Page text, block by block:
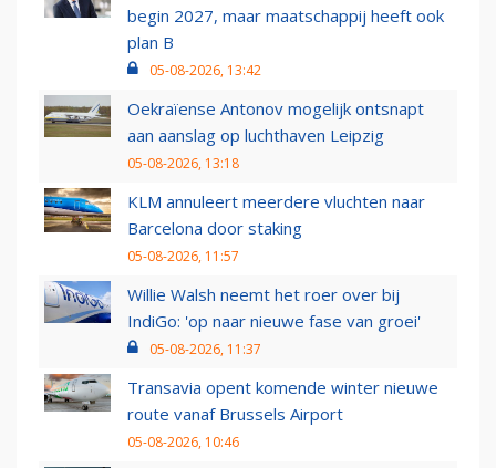
begin 2027, maar maatschappij heeft ook
plan B
05-08-2026, 13:42
Oekraïense Antonov mogelijk ontsnapt
aan aanslag op luchthaven Leipzig
05-08-2026, 13:18
KLM annuleert meerdere vluchten naar
Barcelona door staking
05-08-2026, 11:57
Willie Walsh neemt het roer over bij
IndiGo: 'op naar nieuwe fase van groei'
05-08-2026, 11:37
Transavia opent komende winter nieuwe
route vanaf Brussels Airport
05-08-2026, 10:46